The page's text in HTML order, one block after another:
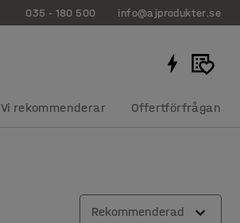
035 - 180 500 info@ajprodukter.se
Vi rekommenderar Offertförfrågan
Rekommenderad